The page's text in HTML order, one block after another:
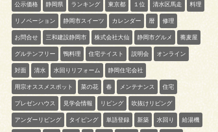
公示価格 静岡県 ランキング 東京都 １位 清水区馬走 料理
リノベーション 静岡市スイーツ カレンダー 暦 修理
お問合せ 三和建設静岡市 株式会社大仙 静岡市グルメ 蕎麦屋
グルテンフリー 鴨料理 住宅テイスト 説明会 オンライン
対面 清水 水回りリフォーム 静岡住宅会社
用宗オススメスポット 菜の花 春 メンテナンス 住宅
プレゼンハウス 見学会情報 リビング 吹抜けリビング
アンダーリビング タイピング 単語登録 新築 水回り 給湯機